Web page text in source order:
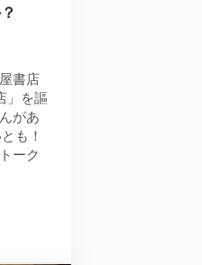
書店
」を謳
があ
も！
ーク
気カレーショップが新宿東口で